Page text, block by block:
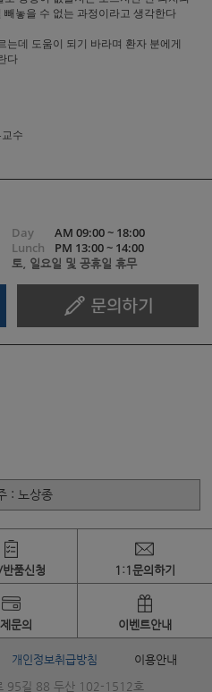
놓을 수 없는 과정이라고 생각한다
는데 도움이 되기 바라며 환자 분에게
다
수
Day
AM 09:00 ~ 18:00
Lunch
PM 13:00 ~ 14:00
토, 일요일 및 공휴일 휴무
: 노상종
품신청 1:1문의하기
문의 이벤트안내
개인정보취급방침
이용안내
95길 88 두산 102-1512호